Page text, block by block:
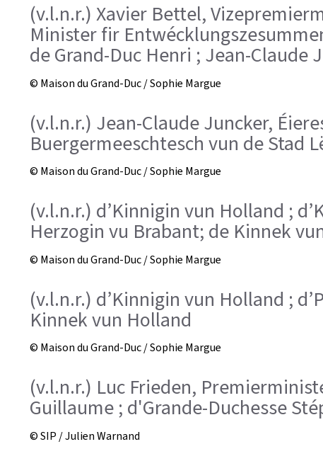
(v.l.n.r.) Xavier Bettel,
Minister fir
de Grand-Duc Henri ; Jean-Claude
© Maison du Grand-Duc / Sophie Margue
(v.l.n.r.) Jean-Claude Juncker,
Buergermeeschtesch vun de Stad
© Maison du Grand-Duc / Sophie Margue
(v.l.n.r.) d’Kinnigin vun Holland ;
Herzogin vu Brabant; de Kinnek
© Maison du Grand-Duc / Sophie Margue
(v.l.n.r.) d’Kinnigin vun Holland ;
Kinnek vun Holland
© Maison du Grand-Duc / Sophie Margue
(v.l.n.r.) Luc Frieden,
Guillaume ; d'Grande-Duchesse
© SIP / Julien Warnand